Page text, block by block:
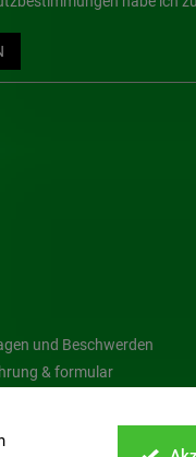
und Beschwerden
& formular